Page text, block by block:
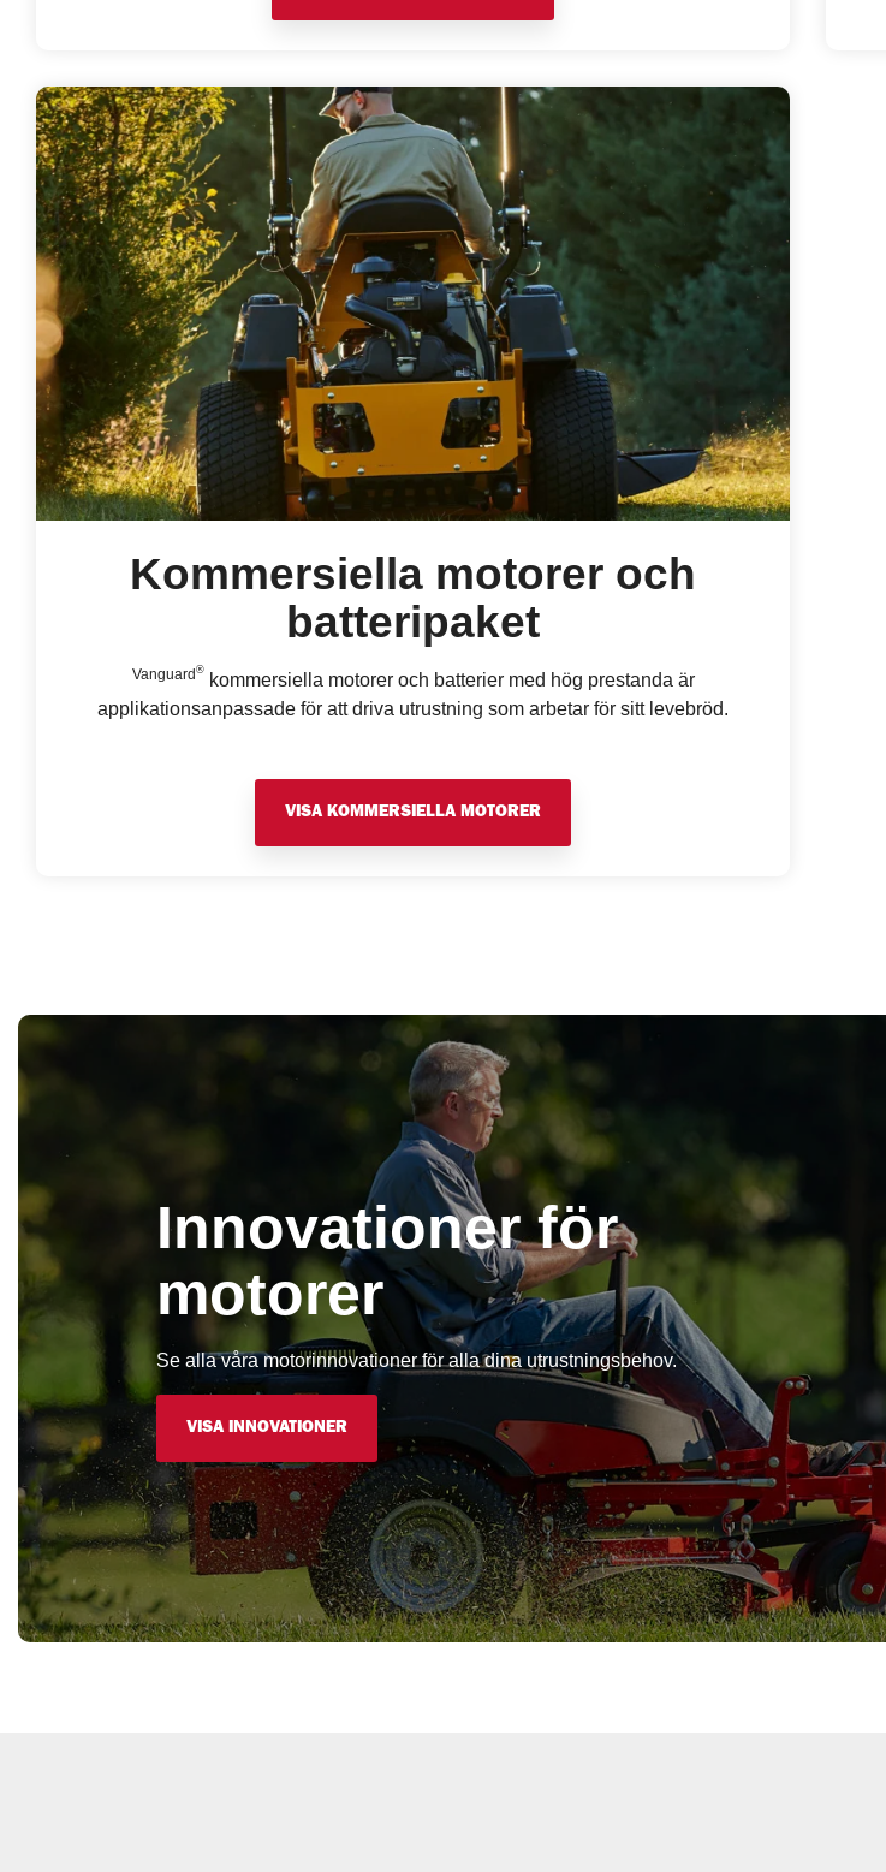
Kommersiella motorer och
batteripaket
Vanguard®
kommersiella motorer och batterier med hög prestanda är
applikationsanpassade för att driva utrustning som arbetar för sitt levebröd.
VISA KOMMERSIELLA MOTORER
Innovationer för
motorer
Se alla våra motorinnovationer för alla dina utrustningsbehov.
VISA INNOVATIONER